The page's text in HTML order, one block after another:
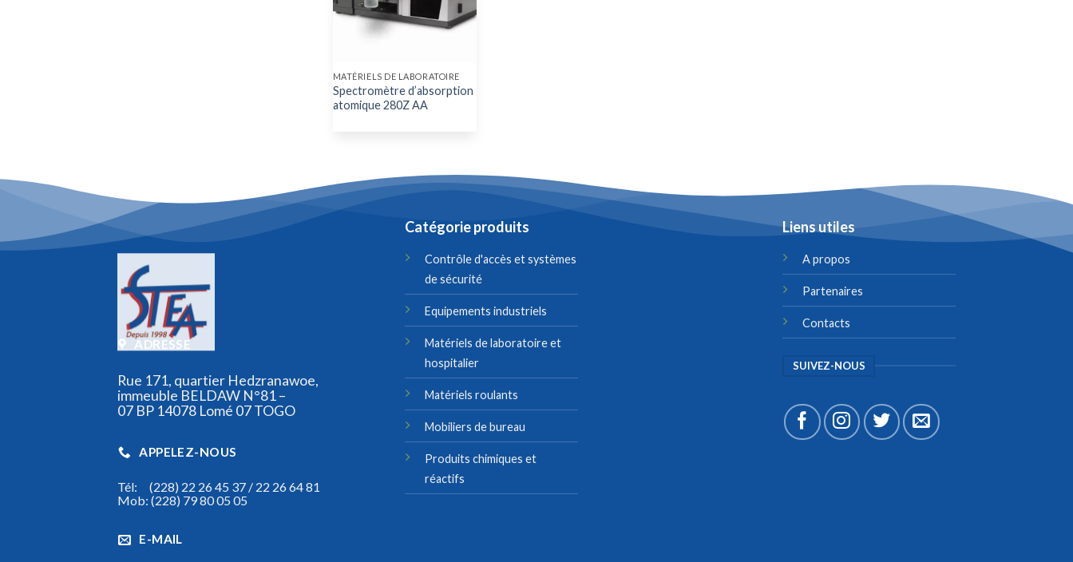
MATÉRIELS DE LABORATOIRE
Spectromètre d’absorption
atomique 280Z AA
ADRESSE
Rue 171, quartier Hedzranawoe,
immeuble BELDAW N°81 –
07 BP 14078 Lomé 07 TOGO
APPELEZ-NOUS
Tél: (228) 22 26 45 37 / 22 26 64 81
Mob: (228) 79 80 05 05
E-MAIL
Catégorie produits
Contrôle d'accès et systèmes
de sécurité
Equipements industriels
Matériels de laboratoire et
hospitalier
Matériels roulants
Mobiliers de bureau
Produits chimiques et
réactifs
Liens utiles
A propos
Partenaires
Contacts
SUIVEZ-NOUS